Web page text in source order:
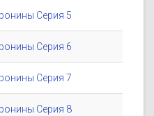
Серия 5
Серия 6
Серия 7
Серия 8